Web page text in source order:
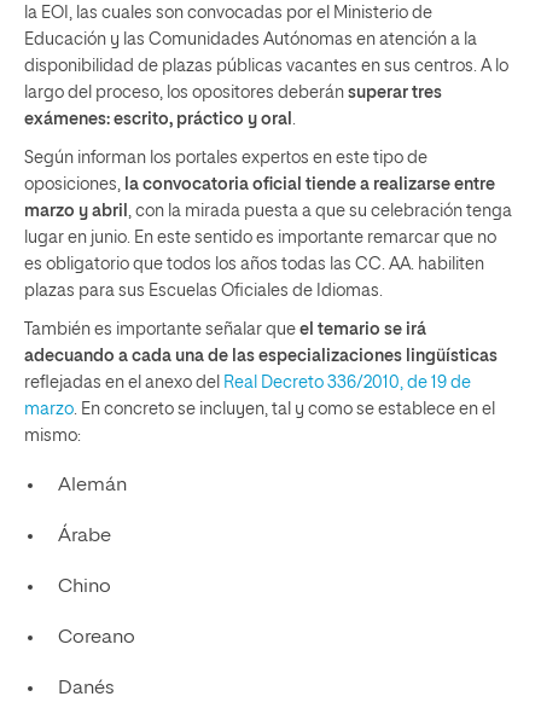
la EOI, las cuales son convocadas por el Ministerio de
Educación y las Comunidades Autónomas en atención a la
disponibilidad de plazas públicas vacantes en sus centros. A lo
largo del proceso, los opositores deberán superar tres
exámenes: escrito, práctico y oral
Según informan los portales expertos en este tipo de
oposiciones,
la convocatoria oficial tiende a realizarse entre
marzo y abril
, con la mirada puesta a que su celebración tenga
lugar en junio. En este sentido es importante remarcar que no
es obligatorio que todos los años todas las CC. AA. habiliten
plazas para sus Escuelas Oficiales de Idiomas.
También es importante señalar que el temario se irá
adecuando a cada una de las especializaciones lingüísticas
reflejadas en el anexo del Real Decreto 336/2010, de 19 de
marzo . En concreto se incluyen, tal y como se establece en el
mismo:
Alemán
Árabe
Chino
Coreano
Danés